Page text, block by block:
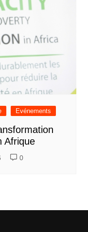
Evénements
Afrique
0